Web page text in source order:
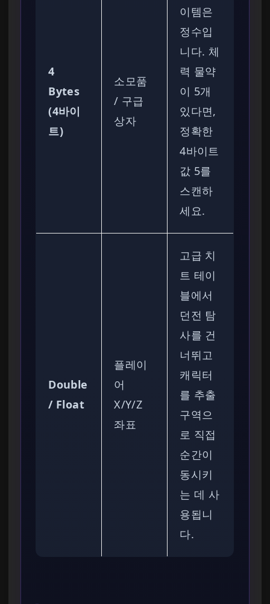
4
Bytes
(4바이
트)
소모품
/ 구급
상자
이템은
정수입
니다. 체
력 물약
이 5개
있다면,
정확한
4바이트
값 5를
스캔하
세요.
Double
/ Float
플레이
어
X/Y/Z
좌표
고급 치
트 테이
블에서
던전 탐
사를 건
너뛰고
캐릭터
를 추출
구역으
로 직접
순간이
동시키
는 데 사
용됩니
다.